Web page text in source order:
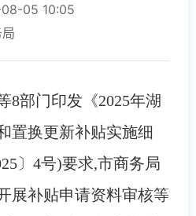
05 10:05
8部门印发《2025年湖
置换更新补贴实施细
〕4号)要求,市商务局
展补贴申请资料审核等